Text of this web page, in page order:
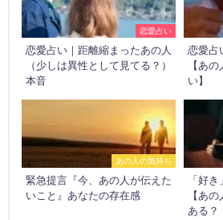
恋愛占い
恋愛占い｜距離縮まったあの人
（少しは異性として見てる？）
本音
恋愛占
【あ
い】
あの人の気持ち
緊急提言『今、あの人が伝えた
いこと』あなたの存在感
「好
【あ
ある？